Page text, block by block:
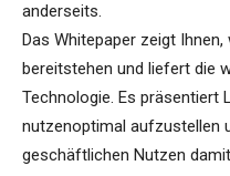
anderseits.
Das Whitepaper zeigt
bereitstehen und liefert die
Technologie. Es präsentiert
nutzenoptimal aufzustellen
geschäftlichen Nutzen